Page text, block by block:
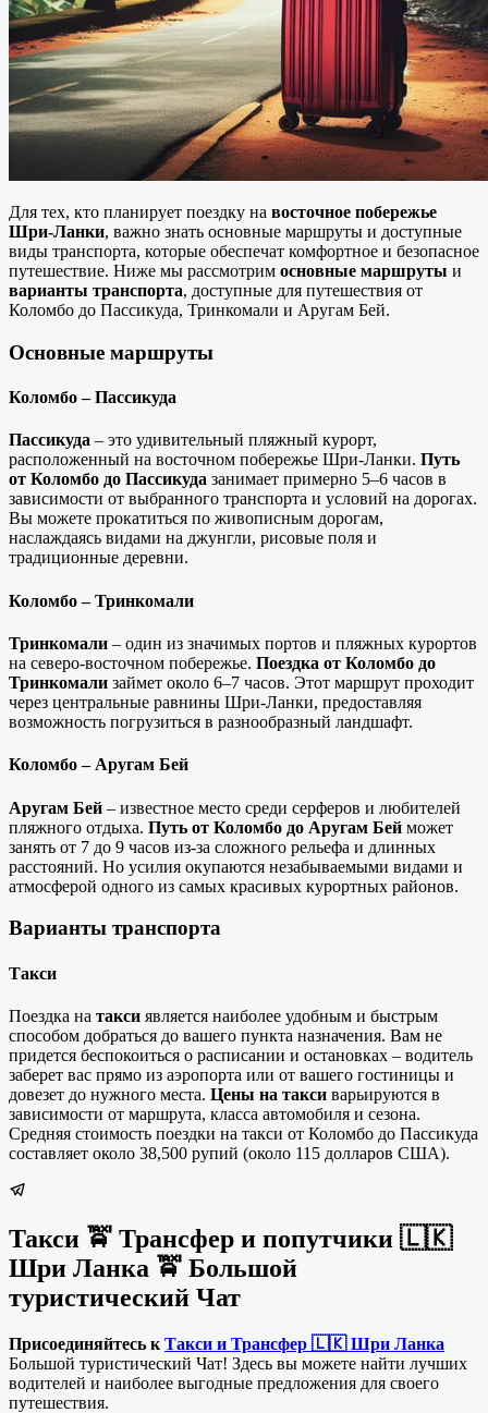
Для тех, кто планирует поездку на восточное побережье
Шри-Ланки, важно знать основные маршруты и доступные
виды транспорта, которые обеспечат комфортное и безопасное
путешествие. Ниже мы рассмотрим основные маршруты и
варианты транспорта, доступные для путешествия от
Коломбо до Пассикуда, Тринкомали и Аругам Бей.
Основные маршруты
Коломбо – Пассикуда
Пассикуда – это удивительный пляжный курорт,
расположенный на восточном побережье Шри-Ланки. Путь
от Коломбо до Пассикуда занимает примерно 5–6 часов в
зависимости от выбранного транспорта и условий на дорогах.
Вы можете прокатиться по живописным дорогам,
наслаждаясь видами на джунгли, рисовые поля и
традиционные деревни.
Коломбо – Тринкомали
Тринкомали – один из значимых портов и пляжных курортов
на северо-восточном побережье. Поездка от Коломбо до
Тринкомали займет около 6–7 часов. Этот маршрут проходит
через центральные равнины Шри-Ланки, предоставляя
возможность погрузиться в разнообразный ландшафт.
Коломбо – Аругам Бей
Аругам Бей – известное место среди серферов и любителей
пляжного отдыха. Путь от Коломбо до Аругам Бей может
занять от 7 до 9 часов из-за сложного рельефа и длинных
расстояний. Но усилия окупаются незабываемыми видами и
атмосферой одного из самых красивых курортных районов.
Варианты транспорта
Такси
Поездка на такси является наиболее удобным и быстрым
способом добраться до вашего пункта назначения. Вам не
придется беспокоиться о расписании и остановках – водитель
заберет вас прямо из аэропорта или от вашего гостиницы и
довезет до нужного места. Цены на такси варьируются в
зависимости от маршрута, класса автомобиля и сезона.
Средняя стоимость поездки на такси от Коломбо до Пассикуда
составляет около 38,500 рупий (около 115 долларов США).
Такси 🚖 Трансфер и попутчики 🇱🇰
Шри Ланка 🚖 Большой
туристический Чат
Присоединяйтесь к Такси и Трансфер 🇱🇰 Шри Ланка
Большой туристический Чат! Здесь вы можете найти лучших
водителей и наиболее выгодные предложения для своего
путешествия.